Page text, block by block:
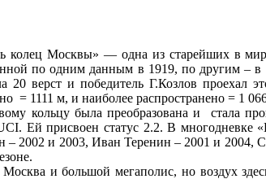
колец Москвы» — одна из старейших в
по одним данным в 1919, по другим – в
верст и победитель Г.Козлов проехал
= 1111 м, и наиболее распространено = 1
кольцу была преобразована и стала
Ей присвоен статус 2.2. В
– 2002 и 2003, Иван Теренин – 2001 и 2004,
и большой мегаполис, но воздух